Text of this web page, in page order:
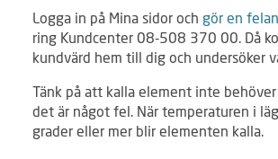
Logga in på Mina sidor och gör en
ring Kundcenter 08-508 370 00. Då
kundvärd hem till dig och undersöker
Tänk på att kalla element inte
det är något fel. När temperaturen i
grader eller mer blir elementen kalla.